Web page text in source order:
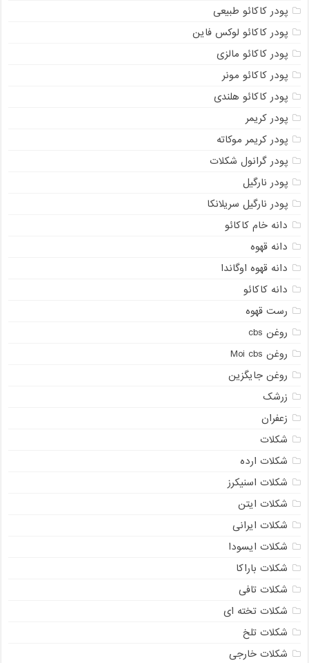
پودر کاکائو طبیعی
پودر کاکائو لوکس فاین
پودر کاکائو مالزی
پودر کاکائو مونر
پودر کاکائو هلندی
پودر کریمر
پودر کریمر موکاته
پودر گرانول شکلات
پودر نارگیل
پودر نارگیل سریلانکا
دانه خام کاکائو
دانه قهوه
دانه قهوه اوگاندا
دانه کاکائو
رست قهوه
روغن cbs
روغن Moi cbs
روغن جایگزین
زرشک
زعفران
شکلات
شکلات ارده
شکلات اسنیکرز
شکلات ایتن
شکلات ایرانی
شکلات ایسودا
شکلات باراکا
شکلات تافی
شکلات تخته ای
شکلات تلخ
شکلات خارجی